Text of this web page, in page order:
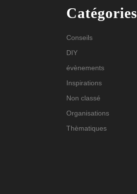
Catégories
Conseils
DIY
évènements
Inspirations
Non classé
Organisations
Thèmatiques